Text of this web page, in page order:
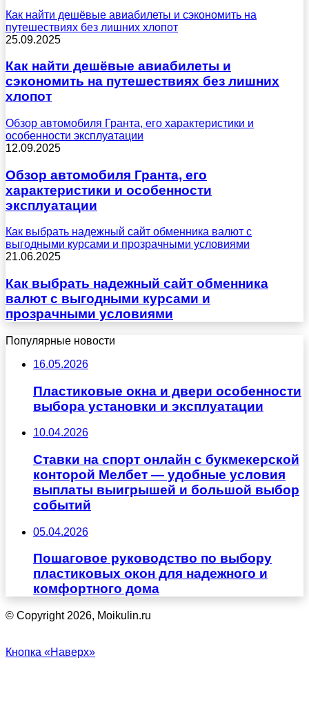
Как найти дешёвые авиабилеты и сэкономить на
путешествиях без лишних хлопот
25.09.2025
Как найти дешёвые авиабилеты и
сэкономить на путешествиях без лишних
хлопот
Обзор автомобиля Гранта, его характеристики и
особенности эксплуатации
12.09.2025
Обзор автомобиля Гранта, его
характеристики и особенности
эксплуатации
Как выбрать надежный сайт обменника валют с
выгодными курсами и прозрачными условиями
21.06.2025
Как выбрать надежный сайт обменника
валют с выгодными курсами и
прозрачными условиями
Популярные новости
16.05.2026
Пластиковые окна и двери особенности
выбора установки и эксплуатации
10.04.2026
Ставки на спорт онлайн с букмекерской
конторой Мелбет — удобные условия
выплаты выигрышей и большой выбор
событий
05.04.2026
Пошаговое руководство по выбору
пластиковых окон для надежного и
комфортного дома
© Copyright 2026, Moikulin.ru
Кнопка «Наверх»